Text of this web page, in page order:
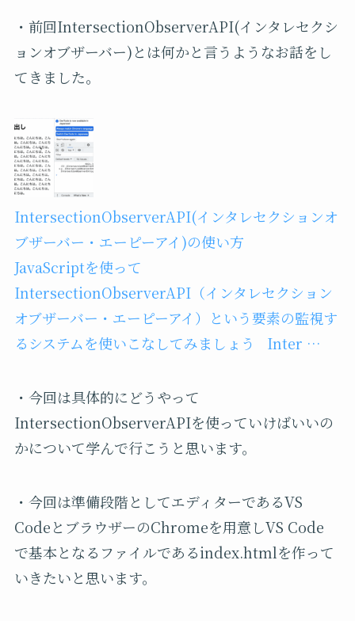
・前回IntersectionObserverAPI(インタレセクシ
ョンオブザーバー)とは何かと言うようなお話をし
てきました。
IntersectionObserverAPI(インタレセクションオ
ブザーバー・エーピーアイ)の使い方
JavaScriptを使って
IntersectionObserverAPI（インタレセクション
オブザーバー・エーピーアイ）という要素の監視す
るシステムを使いこなしてみましょう Inter …
・今回は具体的にどうやって
IntersectionObserverAPIを使っていけばいいの
かについて学んで行こうと思います。
・今回は準備段階としてエディターであるVS
CodeとブラウザーのChromeを用意しVS Code
で基本となるファイルであるindex.htmlを作って
いきたいと思います。